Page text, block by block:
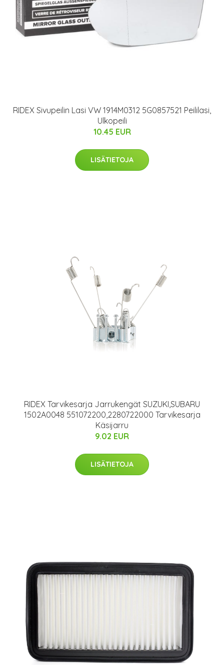
RIDEX Sivupeilin Lasi VW 1914M0312 5G0857521 Peililasi,
Ulkopeili
10.45 EUR
LISÄTIETOJA
RIDEX Tarvikesarja Jarrukengät SUZUKI,SUBARU
1502A0048 551072200,2280722000 Tarvikesarja
Käsijarru
9.02 EUR
LISÄTIETOJA